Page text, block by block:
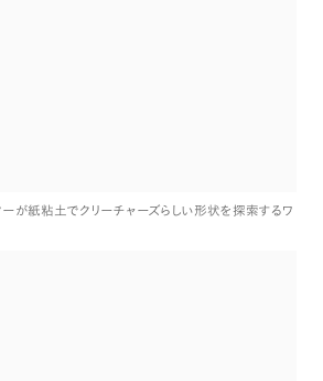
ーが紙粘土でクリーチャーズらしい形状を探索するワ